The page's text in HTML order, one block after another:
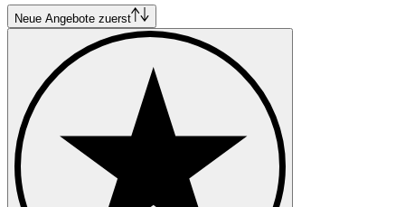
Neue Angebote zuerst